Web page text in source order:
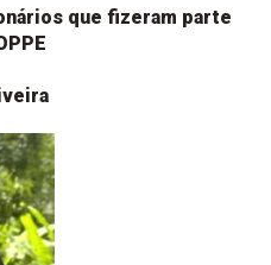
que fizeram parte